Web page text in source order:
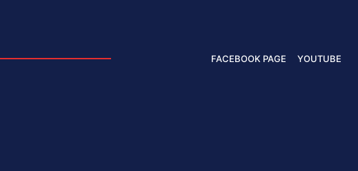
FACEBOOK PAGE YOUTUBE